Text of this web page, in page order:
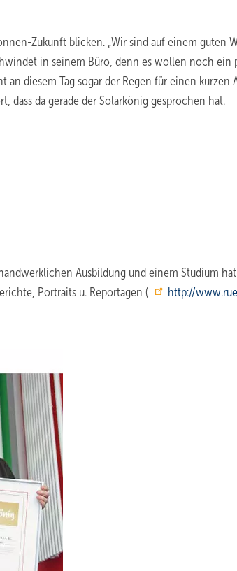
Zukunft blicken. „Wir sind auf einem guten
in seinem Büro, denn es wollen noch ein
an diesem Tag sogar der Regen für einen kurzen
dass da gerade der Solarkönig gesprochen hat.
Ausbildung und einem Studium
Portraits u. Reportagen (
http://